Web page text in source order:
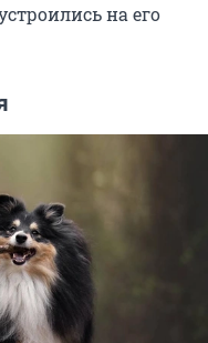
на его